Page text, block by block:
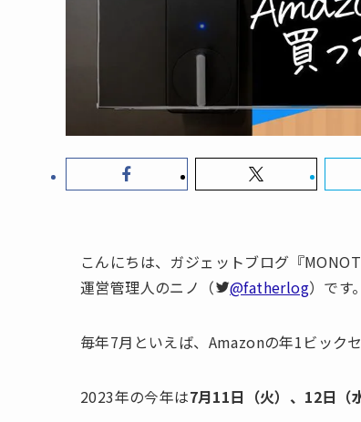
こんにちは、ガジェットブログ『
運営管理人のニノ（
@fatherlog）です。
毎年7月といえば、Amazonの年1ビック
2023年の今年は7月11日（火）、12日